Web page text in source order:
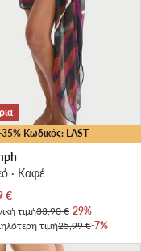
Κωδικός: LAST
· Καφέ
τιμή
€
τιμή33,90 €-29%
τιμή25,99 €-7%